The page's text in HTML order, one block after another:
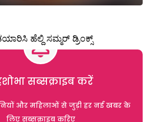
ಹೆಲ್ದಿ ಸಮ್ಮರ್ ಡ್ರಿಂಕ್ಸ್
सब्सक्राइब करें
और महिलाओं से जुड़ी हर नई खबर के
लिए सब्सक्राइब करिए